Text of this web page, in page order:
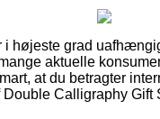
i højeste grad
aktuelle
at du betragter
Calligraphy Gift